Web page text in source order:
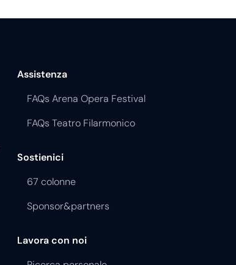
Assistenza
FAQs Arena Opera Festival
FAQs Teatro Filarmonico
Sostienici
67 colonne
Sponsor&partners
Lavora con noi